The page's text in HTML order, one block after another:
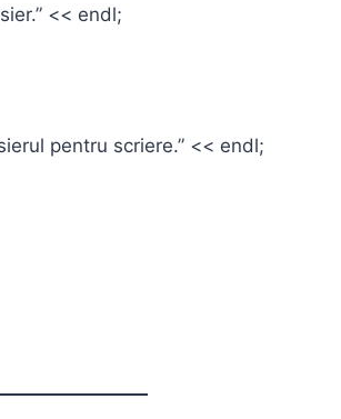
<< endl;
pentru scriere.” << endl;